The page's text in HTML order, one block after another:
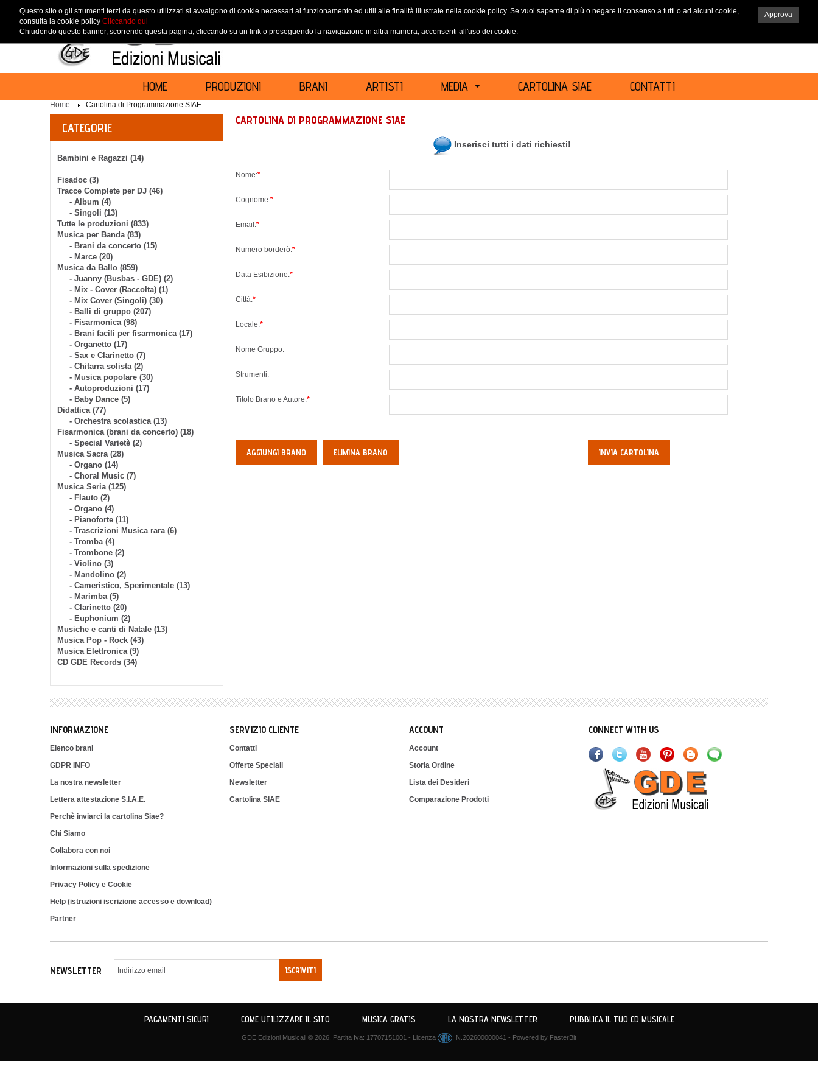
ACCEDI REGISTRATI
HOME PRODUZIONI BRANI ARTISTI MEDIA CARTOLINA SIAE CONTATTI
Home Cartolina di Programmazione SIAE
CATEGORIE
Bambini e Ragazzi (14)
Fisadoc (3)
Tracce Complete per DJ (46)
- Album (4)
- Singoli (13)
Tutte le produzioni (833)
Musica per Banda (83)
- Brani da concerto (15)
- Marce (20)
Musica da Ballo (859)
- Juanny (Busbas - GDE) (2)
- Mix - Cover (Raccolta) (1)
- Mix Cover (Singoli) (30)
- Balli di gruppo (207)
- Fisarmonica (98)
- Brani facili per fisarmonica (17)
- Organetto (17)
- Sax e Clarinetto (7)
- Chitarra solista (2)
- Musica popolare (30)
- Autoproduzioni (17)
- Baby Dance (5)
Didattica (77)
- Orchestra scolastica (13)
Fisarmonica (brani da concerto) (18)
- Special Varietè (2)
Musica Sacra (28)
- Organo (14)
- Choral Music (7)
Musica Seria (125)
- Flauto (2)
- Organo (4)
- Pianoforte (11)
- Trascrizioni Musica rara (6)
- Tromba (4)
- Trombone (2)
- Violino (3)
- Mandolino (2)
- Cameristico, Sperimentale (13)
- Marimba (5)
- Clarinetto (20)
- Euphonium (2)
Musiche e canti di Natale (13)
Musica Pop - Rock (43)
Musica Elettronica (9)
CD GDE Records (34)
CARTOLINA DI PROGRAMMAZIONE SIAE
Inserisci tutti i dati richiesti!
Nome:*
Cognome:*
Email:*
Numero borderò:*
Data Esibizione:*
Città:*
Locale:*
Nome Gruppo:
Strumenti:
Titolo Brano e Autore:*
AGGIUNGI BRANO ELIMINA BRANO INVIA CARTOLINA
INFORMAZIONE
Elenco brani
GDPR INFO
La nostra newsletter
Lettera attestazione S.I.A.E.
Perchè inviarci la cartolina Siae?
Chi Siamo
Collabora con noi
Informazioni sulla spedizione
Privacy Policy e Cookie
Help (istruzioni iscrizione accesso e download)
Partner
SERVIZIO CLIENTE
Contatti
Offerte Speciali
Newsletter
Cartolina SIAE
ACCOUNT
Account
Storia Ordine
Lista dei Desideri
Comparazione Prodotti
CONNECT WITH US
NEWSLETTER ISCRIVITI
PAGAMENTI SICURI COME UTILIZZARE IL SITO MUSICA GRATIS LA NOSTRA NEWSLETTER PUBBLICA IL TUO CD MUSICALE
GDE Edizioni Musicali © 2026. Partita Iva: 17707151001 - Licenza : N.202600000041 - Powered by FasterBit
Approva
Questo sito o gli strumenti terzi da questo utilizzati si avvalgono di cookie necessari al funzionamento ed utili alle finalità illustrate nella cookie policy. Se vuoi saperne di più o negare il consenso a tutti o ad alcuni cookie,
consulta la cookie policy Cliccando qui
Chiudendo questo banner, scorrendo questa pagina, cliccando su un link o proseguendo la navigazione in altra maniera, acconsenti all'uso dei cookie.